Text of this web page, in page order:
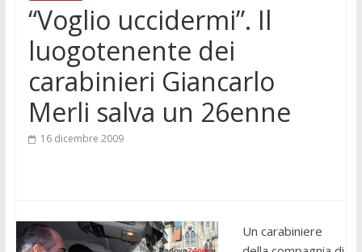
“Voglio uccidermi”. Il
luogotenente dei
carabinieri Giancarlo
Merli salva un 26enne
16 dicembre 2009
Un carabiniere